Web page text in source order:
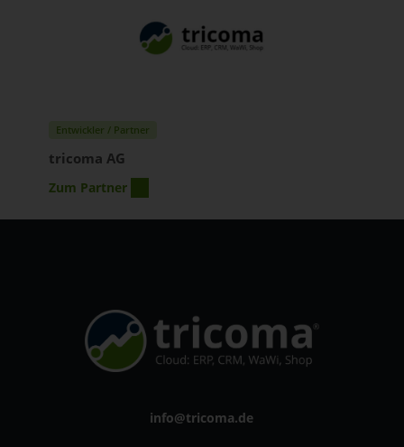
Entwickler / Partner
tricoma AG
Zum Partner
info@tricoma.de